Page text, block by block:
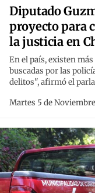
Diputado
proyecto para
la justicia en
En el país, existen
buscadas por las
delitos", afirmó el
Martes 5 de